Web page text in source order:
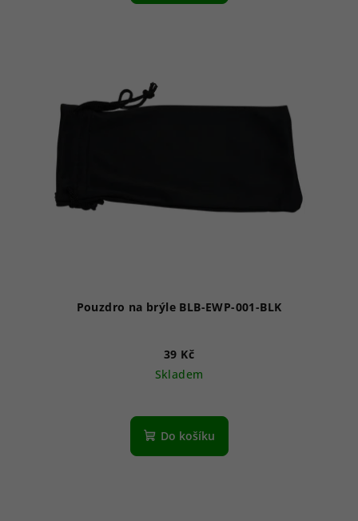
Pouzdro na brýle BLB-EWP-001-BLK
39 Kč
Skladem
Do košíku